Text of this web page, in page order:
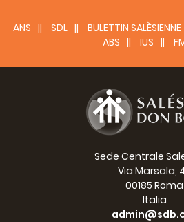
ANS SDL BULETTIN SALÈSIENNE
ABS
IUS
Sede Centrale
Via Marsala,
00185 Roma
Italia